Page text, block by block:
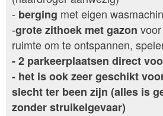
- berging met eigen
-grote zithoek met gazon
ruimte om te ontspannen,
- 2 parkeerplaatsen direct
- het is ook zeer geschikt
slecht ter been zijn (alles is
zonder struikelgevaar)